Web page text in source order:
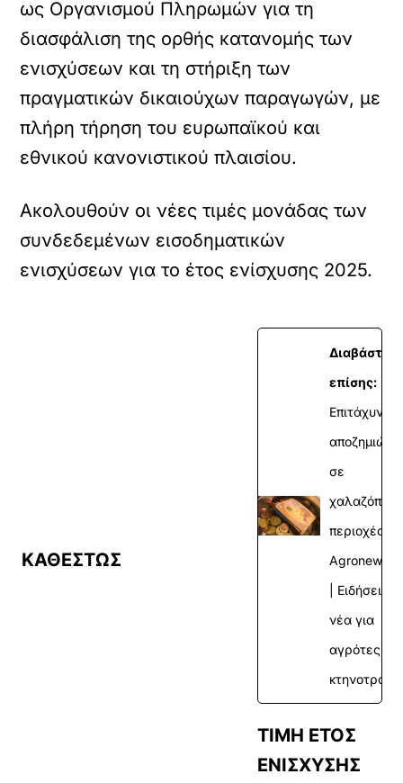
ως Οργανισμού Πληρωμών για τη
διασφάλιση της ορθής κατανομής των
ενισχύσεων και τη στήριξη των
πραγματικών δικαιούχων παραγωγών, με
πλήρη τήρηση του ευρωπαϊκού και
εθνικού κανονιστικού πλαισίου.
Ακολουθούν οι νέες τιμές μονάδας των
συνδεδεμένων εισοδηματικών
ενισχύσεων για το έτος ενίσχυσης 2025.
ΚΑΘΕΣΤΩΣ
Διαβάστε
επίσης:
Επιτάχυνση
σε
περιοχές |
| Ειδήσεις
νέα για
αγρότες και
ΤΙΜΗ ΕΤΟΣ
ΕΝΙΣΧΥΣΗΣ